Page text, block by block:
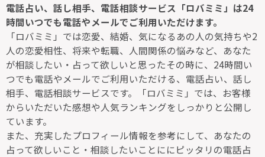
電話占い、話し相手、電話相談サービス「ロバミミ」は24
時間いつでも電話やメールでご利用いただけます。
「ロバミミ」では恋愛、結婚、気になるあの人の気持ちや2
人の恋愛相性、将来や転職、人間関係の悩みなど、あなた
が相談したい・占って欲しいと思ったその時に、24時間い
つでも電話やメールでご利用いただける、電話占い、話し
相手、電話相談サービスです。「ロバミミ」では、お客様
からいただいた感想や人気ランキングをしっかりと公開し
ています。
また、充実したプロフィール情報を参考にして、あなたの
占って欲しいこと・相談したいことににピッタリの電話占